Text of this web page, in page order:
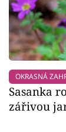
OKRASNÁ
Sasanka
zářivou